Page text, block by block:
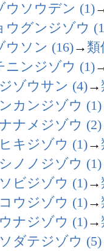
ウソウデン (1)
ウグンジゾウ
ウソン (16)→ 類
ニンジゾウ (1)
ゾウサン (4)→
カンジゾウ (1)
ナメジゾウ (2)
キジゾウ (1)→
ノノジゾウ (1)
ビジゾウ (1)→
ウジゾウ (1)→
ナジゾウ (1)→
ダテジゾウ (5)